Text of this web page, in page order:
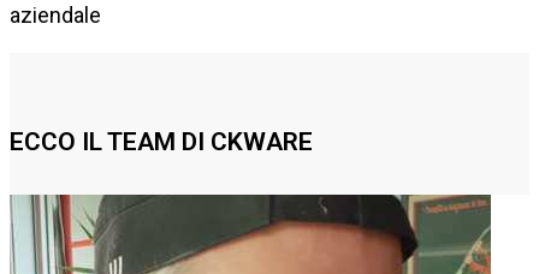
aziendale
ECCO IL TEAM DI CKWARE